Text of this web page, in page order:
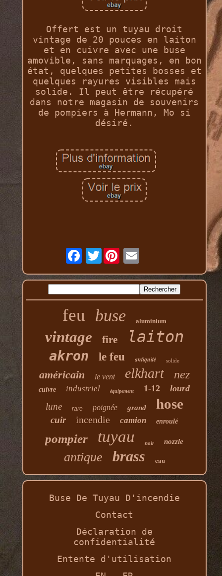
Offert est un tuyau droit
vintage de 20 pouces en laiton
et en cuivre avec une buse
amovible, sans marquages, en bon
état, quelques petites bosses et
quelques rayures visibles mais
solide. Il peut être récupéré
dans notre magasin de souvenirs
de pompiers à Hermann, Mo si
désiré.
Twitter
feu buse aluminium
vintage fire laiton
akron le feu antiquité solide
américain le vent elkhart nez
cuivre industriel équipement 1-12 lourd
lune rare poignée grand hose
cuir incendie camion enroulé
pompier tuyau noir nozzle
antique brass eau
Buse De Tuyau D'incendie
Contact
Déclaration de
confidentialité
Entente d'utilisation